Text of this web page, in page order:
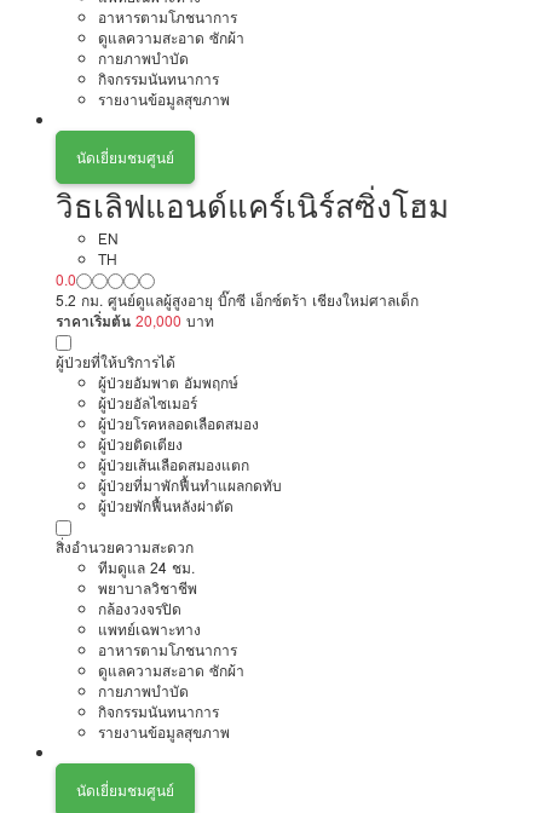
อาหารตามโภชนาการ
ดูแลความสะอาด ซักผ้า
กายภาพบำบัด
กิจกรรมนันทนาการ
รายงานข้อมูลสุขภาพ
นัดเยี่ยมชมศูนย์
วิธเลิฟแอนด์แคร์เนิร์สซิ่งโฮม
EN
TH
0.0
5.2 กม. ศูนย์ดูแลผู้สูงอายุ บิ๊กซี เอ็กซ์ตร้า เชียงใหม่ศาลเด็ก
ราคาเริ่มต้น 20,000 บาท
ผู้ป่วยที่ให้บริการได้
ผู้ป่วยอัมพาต อัมพฤกษ์
ผู้ป่วยอัลไซเมอร์
ผู้ป่วยโรคหลอดเลือดสมอง
ผู้ป่วยติดเตียง
ผู้ป่วยเส้นเลือดสมองแตก
ผู้ป่วยที่มาพักฟื้นทำแผลกดทับ
ผู้ป่วยพักฟื้นหลังผ่าตัด
สิ่งอำนวยความสะดวก
ทีมดูแล 24 ชม.
พยาบาลวิชาชีพ
กล้องวงจรปิด
แพทย์เฉพาะทาง
อาหารตามโภชนาการ
ดูแลความสะอาด ซักผ้า
กายภาพบำบัด
กิจกรรมนันทนาการ
รายงานข้อมูลสุขภาพ
นัดเยี่ยมชมศูนย์